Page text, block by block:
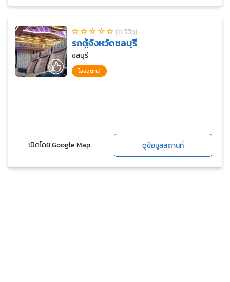
(0 รีวิว)
รถตู้จังหวัดชลบุรี
ชลบุรี
โลจิสติกส์
เปิดโดย Google Map ดูข้อมูลสถานที่